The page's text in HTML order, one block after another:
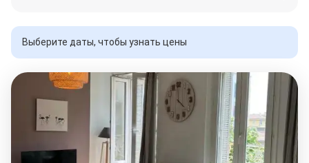
Выберите даты, чтобы узнать цены